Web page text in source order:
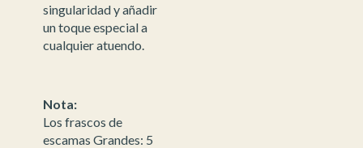
singularidad y añadir
un toque especial a
cualquier atuendo.
Nota:
Los frascos de
escamas Grandes: 5